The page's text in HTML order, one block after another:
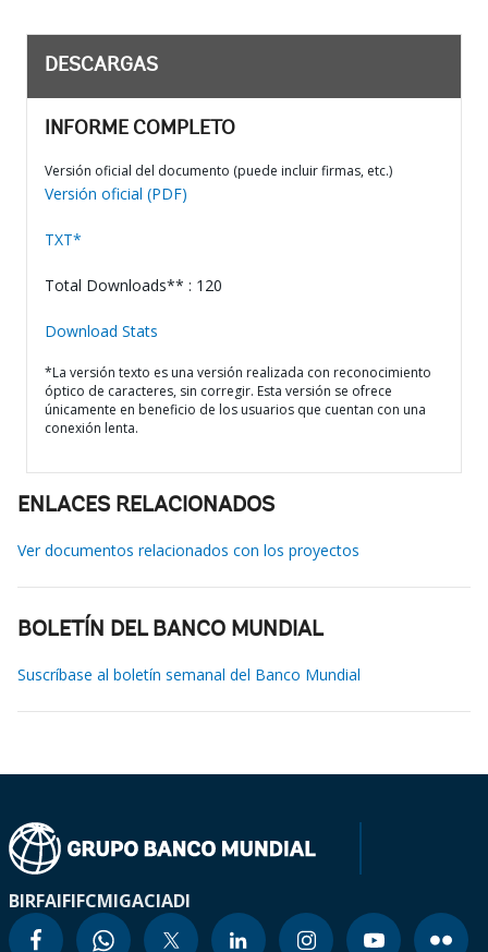
DESCARGAS
INFORME COMPLETO
Versión oficial del documento (puede incluir firmas, etc.)
Versión oficial (PDF)
TXT*
Total Downloads** : 120
Download Stats
*La versión texto es una versión realizada con reconocimiento
óptico de caracteres, sin corregir. Esta versión se ofrece
únicamente en beneficio de los usuarios que cuentan con una
conexión lenta.
ENLACES RELACIONADOS
Ver documentos relacionados con los proyectos
BOLETÍN DEL BANCO MUNDIAL
Suscríbase al boletín semanal del Banco Mundial
BIRFAIFIFCMIGACIADI